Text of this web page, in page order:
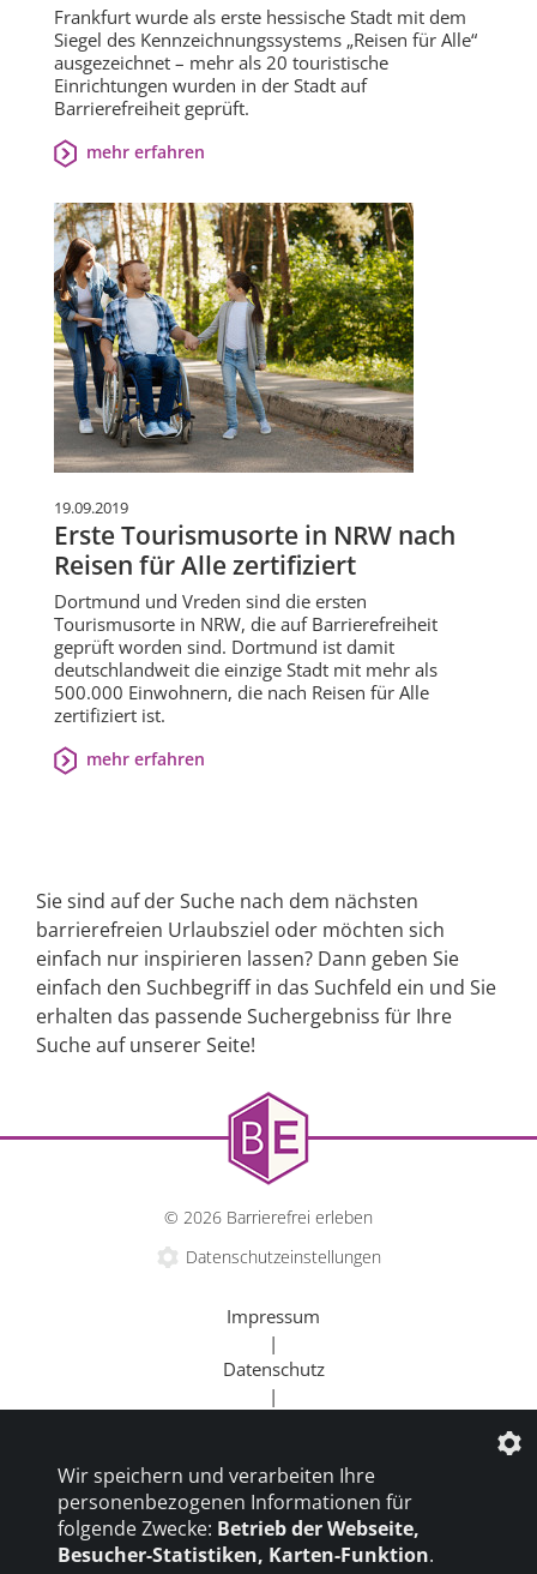
Frankfurt wurde als erste hessische Stadt mit dem
Siegel des Kennzeichnungssystems „Reisen für Alle“
ausgezeichnet – mehr als 20 touristische
Einrichtungen wurden in der Stadt auf
Barrierefreiheit geprüft.
mehr erfahren
19.09.2019
Erste Tourismusorte in NRW nach
Reisen für Alle zertifiziert
Dortmund und Vreden sind die ersten
Tourismusorte in NRW, die auf Barrierefreiheit
geprüft worden sind. Dortmund ist damit
deutschlandweit die einzige Stadt mit mehr als
500.000 Einwohnern, die nach Reisen für Alle
zertifiziert ist.
mehr erfahren
Sie sind auf der Suche nach dem nächsten
barrierefreien Urlaubsziel oder möchten sich
einfach nur inspirieren lassen? Dann geben Sie
einfach den Suchbegriff in das Suchfeld ein und Sie
erhalten das passende Suchergebniss für Ihre
Suche auf unserer Seite!
© 2026 Barrierefrei erleben
Datenschutzeinstellungen
Impressum
|
Datenschutz
|
Beratung
|
Goldener Rollstuhl
|
Wir speichern und verarbeiten Ihre
personenbezogenen Informationen für
folgende Zwecke: Betrieb der Webseite,
Besucher-Statistiken, Karten-Funktion.